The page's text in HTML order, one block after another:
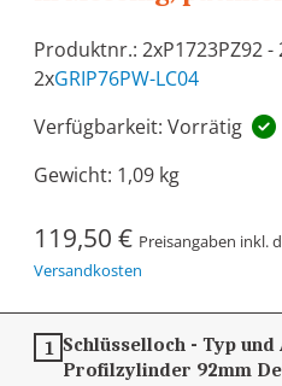
Produktnr.: 2xP1723PZ92 -
2xGRIP76PW-LC04
Verfügbarkeit: Vorrätig
Gewicht: 1,09 kg
119,50 € Preisangaben inkl.
Versandkosten
1 Schlüsselloch - Typ und
Profilzylinder 92mm